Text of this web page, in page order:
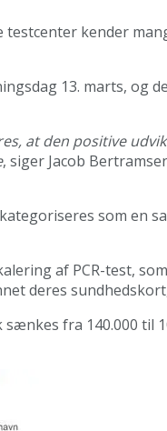
kender
13. marts,
at den positive
, siger Jacob
som
af PCR-test,
deres
fra 140.000